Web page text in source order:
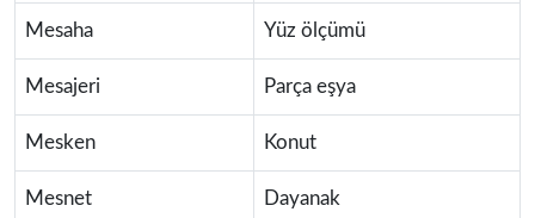
Mesaha Yüz ölçümü
Mesajeri Parça eşya
Mesken Konut
Mesnet Dayanak